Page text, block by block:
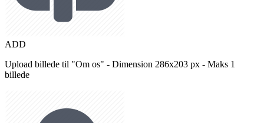
ADD
Upload billede til "Om os" - Dimension 286x203 px - Maks 1
billede